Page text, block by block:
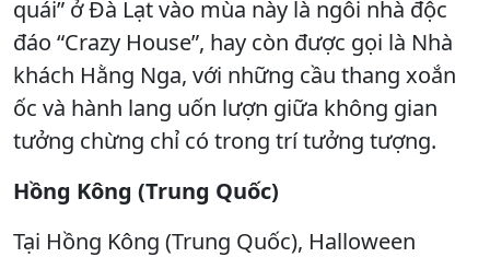
quái” ở Đà Lạt vào mùa này là ngôi nhà độc
đáo “Crazy House”, hay còn được gọi là Nhà
khách Hằng Nga, với những cầu thang xoắn
ốc và hành lang uốn lượn giữa không gian
tưởng chừng chỉ có trong trí tưởng tượng.
Hồng Kông (Trung Quốc)
Tại Hồng Kông (Trung Quốc), Halloween